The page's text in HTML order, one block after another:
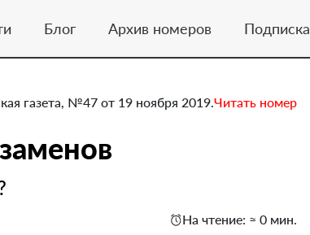
Блог Архив номеров Подписка
газета, №47 от 19 ноября 2019.Читать номер
На чтение: ≈ 0 мин.